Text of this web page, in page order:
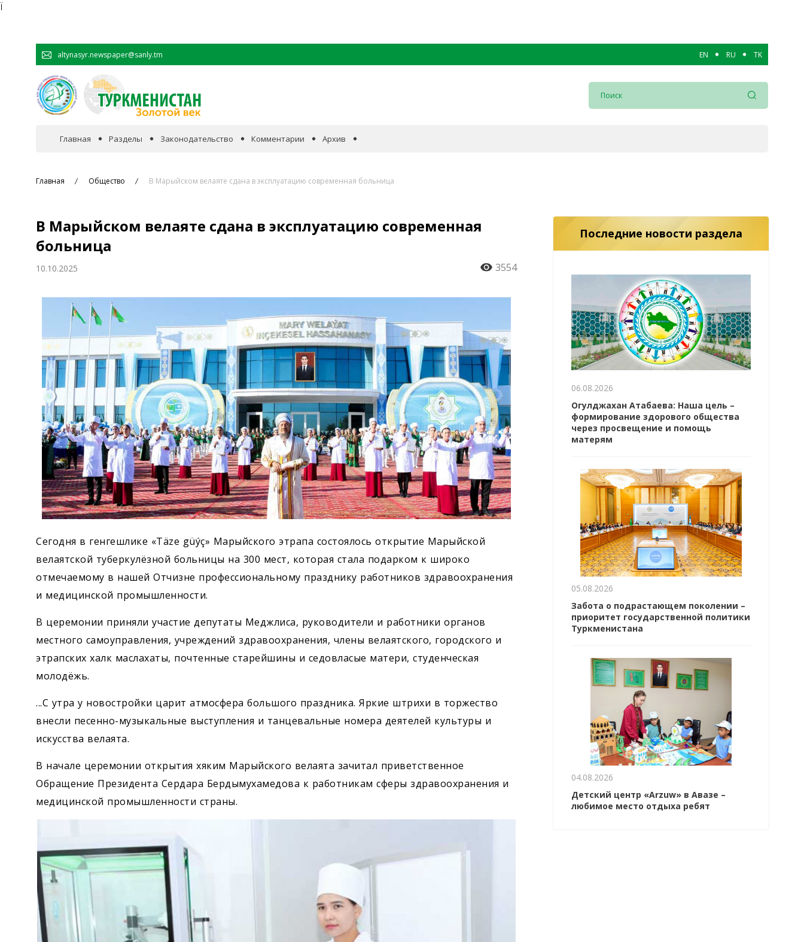
Ï
altynasyr.newspaper@sanly.tm EN RU TK
Главная Разделы
Культура
Наука
Спорт
Законодательство Комментарии Архив
Главная Общество В Марыйском велаяте сдана в эксплуатацию современная больница
В Марыйском велаяте сдана в эксплуатацию современная
больница
10.10.2025 3554
Сегодня в генгешлике «Täze güýç» Марыйского этрапа состоялось открытие Марыйской
велаятской туберкулёзной больницы на 300 мест, которая стала подарком к широко
отмечаемому в нашей Отчизне профессиональному празднику работников здравоохранения
и медицинской промышленности.
В церемонии приняли участие депутаты Меджлиса, руководители и работники органов
местного самоуправления, учреждений здравоохранения, члены велаятского, городского и
этрапских халк маслахаты, почтенные старейшины и седовласые матери, студенческая
молодёжь.
...С утра у новостройки царит атмосфера большого праздника. Яркие штрихи в торжество
внесли песенно-музыкальные выступления и танцевальные номера деятелей культуры и
искусства велаята.
В начале церемонии открытия хяким Марыйского велаята зачитал приветственное
Обращение Президента Сердара Бердымухамедова к работникам сферы здравоохранения и
медицинской промышленности страны.
Последние новости раздела
06.08.2026
Огулджахан Атабаева: Наша цель –
формирование здорового общества
через просвещение и помощь
матерям
05.08.2026
Забота о подрастающем поколении –
приоритет государственной политики
Туркменистана
04.08.2026
Детский центр «Arzuw» в Авазе –
любимое место отдыха ребят